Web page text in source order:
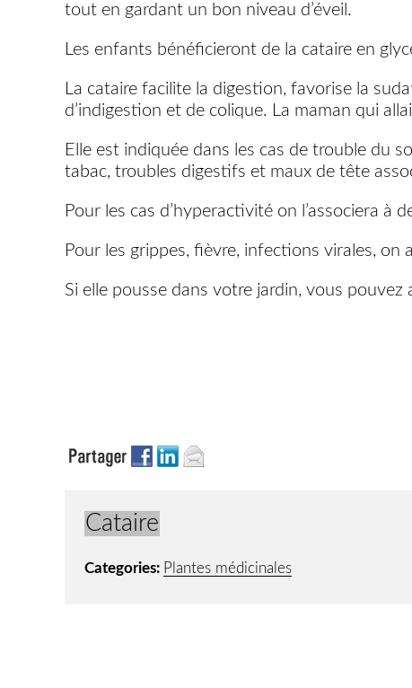
tout en gardant un bon niveau d’éveil.
Les enfants bénéficieront de la cataire en
La cataire facilite la digestion, favorise la
d’indigestion et de colique. La maman qui
Elle est indiquée dans les cas de trouble du
tabac, troubles digestifs et maux de tête
Pour les cas d’hyperactivité on l’associera à
Pour les grippes, fièvre, infections virales, on
Si elle pousse dans votre jardin, vous
Cataire
Categories: Plantes médicinales